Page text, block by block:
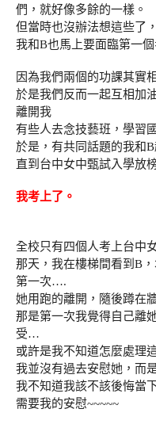
們，就好像多餘的一樣。
但當時也沒辦法想這些了
我和B也馬上要面臨第一個
因為我們兩個的功課其實
於是我們反而一起互相加
離開我
有些人去念技藝班，學習
於是，有共同話題的我和
直到台中女中甄試入學放
我考上了。
全校只有四個人考上台中
那天，我在樓梯間看到B
第一次….
她用跑的離開，隨後蹲在
那是第一次我覺得自己離
受…
或許是我不知道怎麼處
我並沒有過去安慰她，而
我不知道我該不該後悔當
需要我的安慰~~~~~